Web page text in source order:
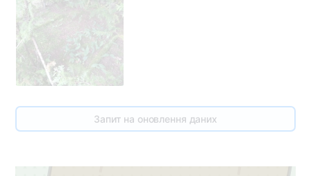
Запит на оновлення даних